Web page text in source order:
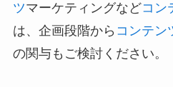
ツマーケティングなどコン
は、企画段階から コンテン
の関与もご検討ください。